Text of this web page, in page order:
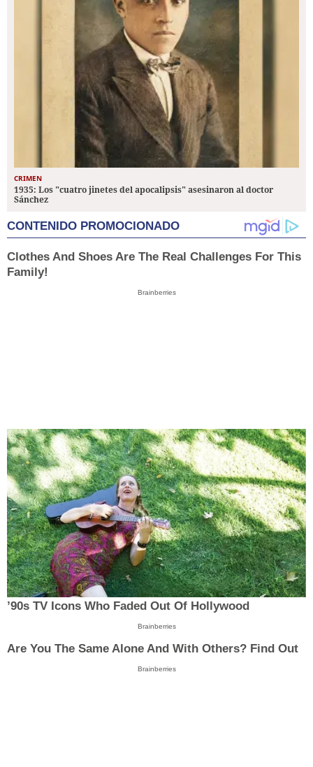
CRIMEN
1935: Los "cuatro jinetes del apocalipsis" asesinaron al doctor
Sánchez
CONTENIDO PROMOCIONADO
Clothes And Shoes Are The Real Challenges For This
Family!
Brainberries
’90s TV Icons Who Faded Out Of Hollywood
Brainberries
Are You The Same Alone And With Others? Find Out
Brainberries